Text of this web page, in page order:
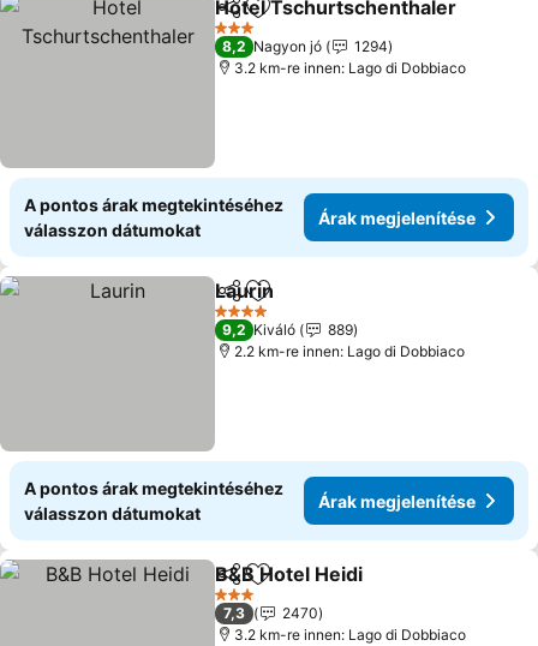
Megosztás
Hozzáadás a kedvencekhez
Hotel Tschurtschenthaler
3 Kategória
8,2 Nagyon jó
1294
3.2 km-re innen: Lago di Dobbiaco
A pontos árak megtekintéséhez
válasszon dátumokat
Árak megjelenítése
MegosztásHozzáadás a kedvencekhez
Laurin
4 Kategória
9,2 Kiváló
889
2.2 km-re innen: Lago di Dobbiaco
A pontos árak megtekintéséhez
válasszon dátumokat
Árak megjelenítése
Megosztás
Hozzáadás a kedvencekhez
B&B Hotel Heidi
3 Kategória
7,3
2470
3.2 km-re innen: Lago di Dobbiaco